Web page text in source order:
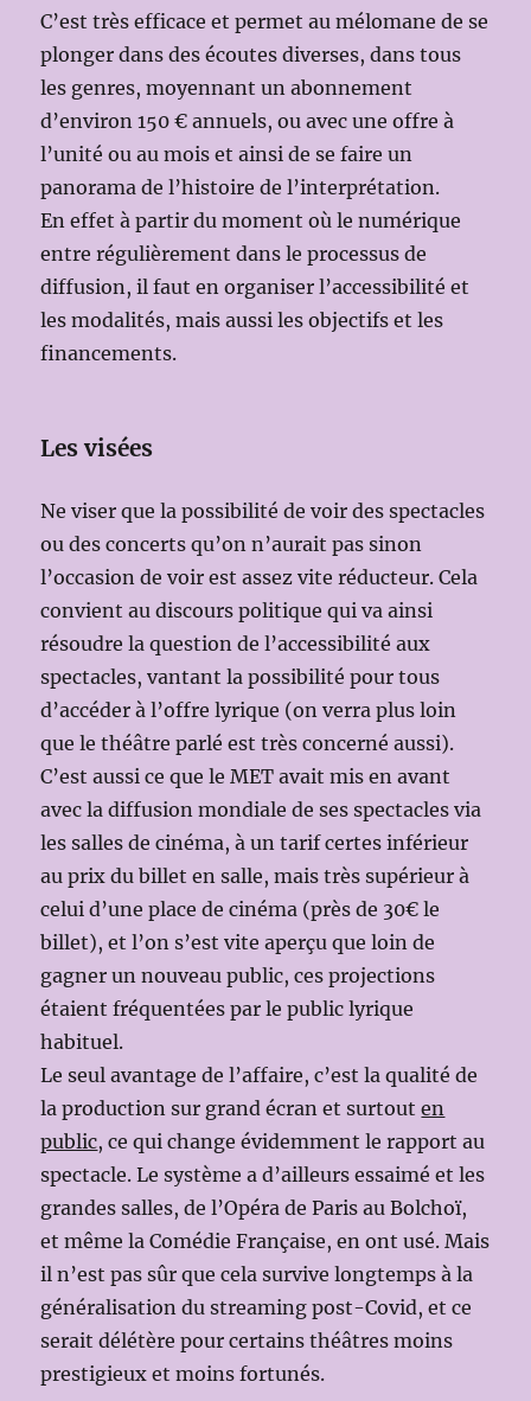
C’est très efficace et permet au mélomane de se
plonger dans des écoutes diverses, dans tous
les genres, moyennant un abonnement
d’environ 150 € annuels, ou avec une offre à
l’unité ou au mois et ainsi de se faire un
panorama de l’histoire de l’interprétation.
En effet à partir du moment où le numérique
entre régulièrement dans le processus de
diffusion, il faut en organiser l’accessibilité et
les modalités, mais aussi les objectifs et les
financements.
Les visées
Ne viser que la possibilité de voir des spectacles
ou des concerts qu’on n’aurait pas sinon
l’occasion de voir est assez vite réducteur. Cela
convient au discours politique qui va ainsi
résoudre la question de l’accessibilité aux
spectacles, vantant la possibilité pour tous
d’accéder à l’offre lyrique (on verra plus loin
que le théâtre parlé est très concerné aussi).
C’est aussi ce que le MET avait mis en avant
avec la diffusion mondiale de ses spectacles via
les salles de cinéma, à un tarif certes inférieur
au prix du billet en salle, mais très supérieur à
celui d’une place de cinéma (près de 30€ le
billet), et l’on s’est vite aperçu que loin de
gagner un nouveau public, ces projections
étaient fréquentées par le public lyrique
habituel.
Le seul avantage de l’affaire, c’est la qualité de
la production sur grand écran et surtouten
public, ce qui change évidemment le rapport au
spectacle. Le système a d’ailleurs essaimé et les
grandes salles, de l’Opéra de Paris au Bolchoï,
et même la Comédie Française, en ont usé. Mais
il n’est pas sûr que cela survive longtemps à la
généralisation du streaming post-Covid, et ce
serait délétère pour certains théâtres moins
prestigieux et moins fortunés.